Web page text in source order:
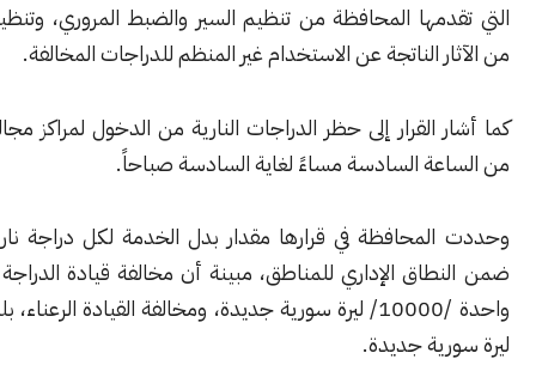
المحافظة من تنظيم السير والضبط المروري، وتنظيف الشوارع
الناتجة عن الاستخدام غير المنظم للدراجات المخالفة.
القرار إلى حظر الدراجات النارية من الدخول لمراكز مجالس المدن،
السادسة مساءً لغاية السادسة صباحاً.
في قرارها مقدار بدل الخدمة لكل دراجة نارية مخالفة،
الإداري للمناطق، مبينة أن مخالفة قيادة الدراجة على عجلة
واحدة /10000/ ليرة سورية جديدة، ومخالفة القيادة الرعناء، بلغت 6000
جديدة.